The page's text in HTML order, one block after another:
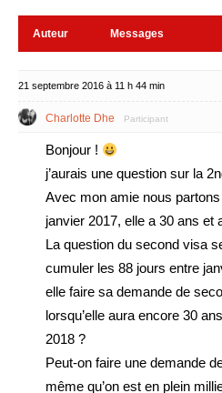
Auteur Messages
21 septembre 2016 à 11 h 44 min
Charlotte Dhe Participant
Bonjour !
j’aurais une question sur la
Avec mon amie nous
janvier 2017, elle a 30 ans et
La question du second visa
cumuler les 88 jours entre
elle faire sa demande de
lorsqu’elle aura encore 30
2018 ?
Peut-on faire une demande
même qu’on est en plein